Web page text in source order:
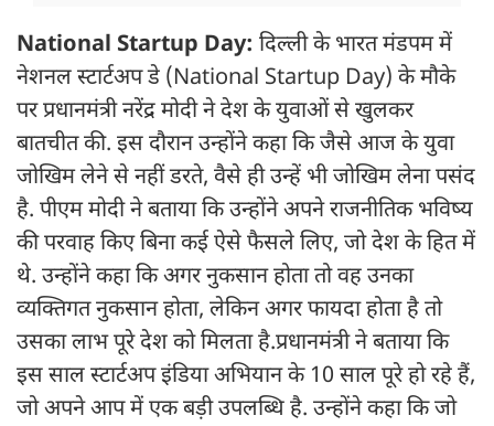
National Startup Day: दिल्ली के भारत मंडपम में
नेशनल स्टार्टअप डे (National Startup Day) के मौके
पर प्रधानमंत्री नरेंद्र मोदी ने देश के युवाओं से खुलकर
बातचीत की. इस दौरान उन्होंने कहा कि जैसे आज के युवा
जोखिम लेने से नहीं डरते, वैसे ही उन्हें भी जोखिम लेना पसंद
है. पीएम मोदी ने बताया कि उन्होंने अपने राजनीतिक भविष्य
की परवाह किए बिना कई ऐसे फैसले लिए, जो देश के हित में
थे. उन्होंने कहा कि अगर नुकसान होता तो वह उनका
व्यक्तिगत नुकसान होता, लेकिन अगर फायदा होता है तो
उसका लाभ पूरे देश को मिलता है. प्रधानमंत्री ने बताया कि
इस साल स्टार्टअप इंडिया अभियान के 10 साल पूरे हो रहे हैं,
जो अपने आप में एक बड़ी उपलब्धि है. उन्होंने कहा कि जो